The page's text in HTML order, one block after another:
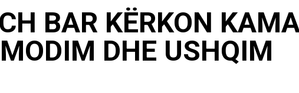
BAR KËRKON
DHE USHQIM